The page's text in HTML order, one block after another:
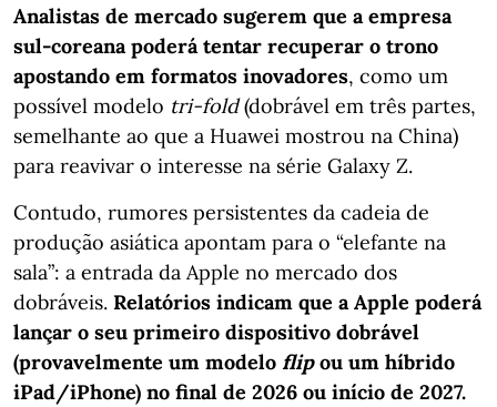
Analistas de mercado sugerem que a empresa
sul-coreana poderá tentar recuperar o trono
apostando em formatos inovadores, como um
possível modelo tri-fold(dobrável em três partes,
semelhante ao que a Huawei mostrou na China)
para reavivar o interesse na série Galaxy Z.
Contudo, rumores persistentes da cadeia de
produção asiática apontam para o “elefante na
sala”: a entrada da Apple no mercado dos
dobráveis. Relatórios indicam que a Apple poderá
lançar o seu primeiro dispositivo dobrável
(provavelmente um modelo flipou um híbrido
iPad/iPhone) no final de 2026 ou início de 2027.